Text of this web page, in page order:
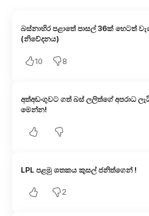
බස්නාහිර පළාතේ පාසල් 36ක් හෙටත්
(නිවේදනය)
10 8
​අත්අඩංගුවට ගත් බස් ලලිත්​ගේ අපරාධ
මෙන්න!
LPL පළමු ශතකය කුසල් ජනිත්ගෙන් !
2